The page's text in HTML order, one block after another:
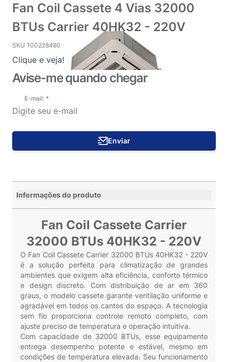
Fan Coil Cassete 4 Vias 32000
BTUs Carrier 40HK32 - 220V
SKU 100228480
Clique e veja!
Avise-me quando chegar
E-mail:
Enviar
Informações do produto
Fan Coil Cassete Carrier
32000 BTUs 40HK32 - 220V
O Fan Coil Cassete Carrier 32000 BTUs 40HK32 - 220V
é a solução perfeita para climatização de grandes
ambientes que exigem alta eficiência, conforto térmico
e design discreto. Com distribuição de ar em 360
graus, o modelo cassete garante ventilação uniforme e
agradável em todos os cantos do espaço. A tecnologia
sem fio proporciona controle remoto completo, com
ajuste preciso de temperatura e operação intuitiva.
Com capacidade de 32000 BTUs, esse equipamento
entrega desempenho potente e estável, mesmo em
condições de temperatura elevada. Seu funcionamento